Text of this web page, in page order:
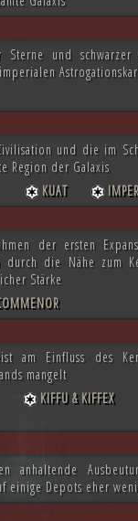
Sterne und
und die im
Region der Galaxis
KUAT
der ersten
die Nähe zum
Stärke
am Einfluss des
mangelt
KIFFU & KIFFEX
anhaltende
einige Depots eher